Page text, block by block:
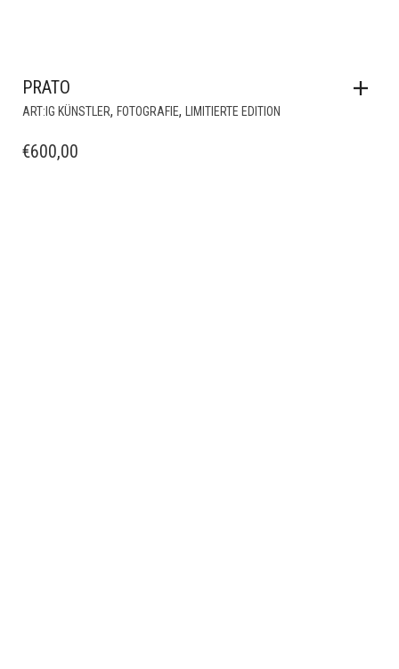
PRATO
ART:IG KÜNSTLER, FOTOGRAFIE, LIMITIERTE EDITION
€600,00